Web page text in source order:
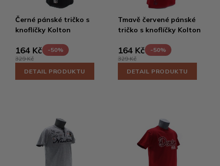
Černé pánské tričko s
knoflíčky Kolton
164 Kč
-50%
329 Kč
DETAIL PRODUKTU
Tmavě červené pánské
tričko s knoflíčky Kolton
164 Kč
-50%
329 Kč
DETAIL PRODUKTU